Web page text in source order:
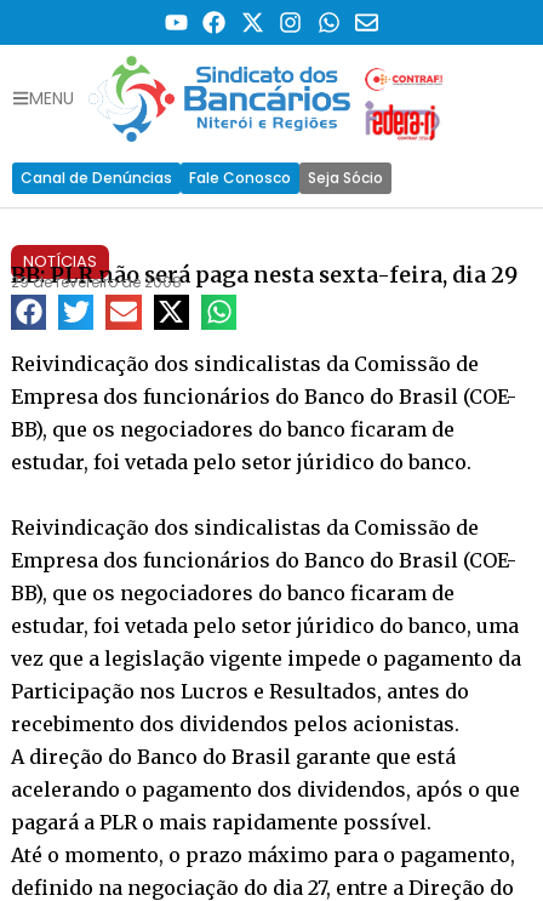
MENU
Canal de Denúncias Fale Conosco Seja Sócio
NOTÍCIAS
BB: PLR não será paga nesta sexta-feira, dia 29
29 de fevereiro de 2008
Reivindicação dos sindicalistas da Comissão de
Empresa dos funcionários do Banco do Brasil (COE-
BB), que os negociadores do banco ficaram de
estudar, foi vetada pelo setor júridico do banco.
Reivindicação dos sindicalistas da Comissão de
Empresa dos funcionários do Banco do Brasil (COE-
BB), que os negociadores do banco ficaram de
estudar, foi vetada pelo setor júridico do banco, uma
vez que a legislação vigente impede o pagamento da
Participação nos Lucros e Resultados, antes do
recebimento dos dividendos pelos acionistas.
A direção do Banco do Brasil garante que está
acelerando o pagamento dos dividendos, após o que
pagará a PLR o mais rapidamente possível.
Até o momento, o prazo máximo para o pagamento,
definido na negociação do dia 27, entre a Direção do